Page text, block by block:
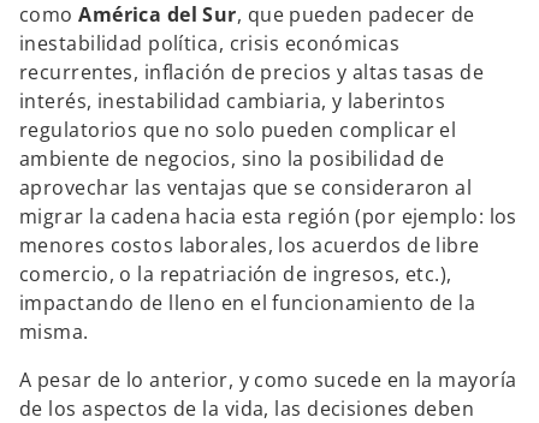
comoAmérica del Sur, que pueden padecer de
inestabilidad política, crisis económicas
recurrentes, inflación de precios y altas tasas de
interés, inestabilidad cambiaria, y laberintos
regulatorios que no solo pueden complicar el
ambiente de negocios, sino la posibilidad de
aprovechar las ventajas que se consideraron al
migrar la cadena hacia esta región (por ejemplo: los
menores costos laborales, los acuerdos de libre
comercio, o la repatriación de ingresos, etc.),
impactando de lleno en el funcionamiento de la
misma.
A pesar de lo anterior, y como sucede en la mayoría
de los aspectos de la vida, las decisiones deben